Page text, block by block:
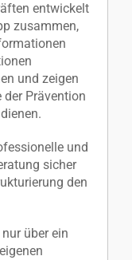
entwickelt
zusammen,
und zeigen
Prävention
und
sicher
den
über ein